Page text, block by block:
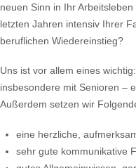
neuen Sinn in Ihr
letzten Jahren intensiv Ihrer
beruflichen Wiedereinstieg?
Uns ist vor allem eines
insbesondere mit Senioren –
Außerdem setzen wir
eine herzliche,
sehr gute kommunikative